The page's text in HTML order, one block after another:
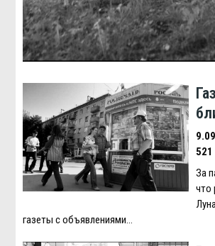
За
что
газеты с объявлениями…